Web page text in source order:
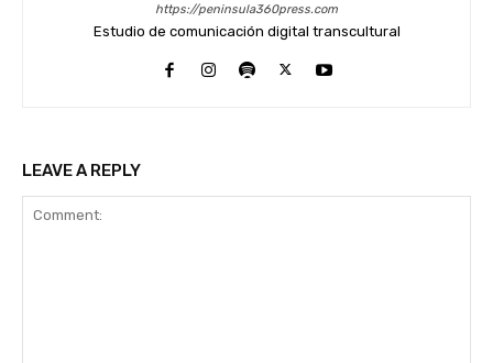
https://peninsula360press.com
Estudio de comunicación digital transcultural
LEAVE A REPLY